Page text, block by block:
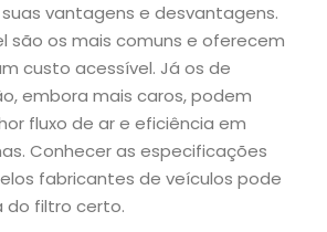
vantagens e desvantagens.
são os mais comuns e oferecem
custo acessível. Já os de
embora mais caros, podem
fluxo de ar e eficiência em
Conhecer as especificações
fabricantes de veículos pode
do filtro certo.